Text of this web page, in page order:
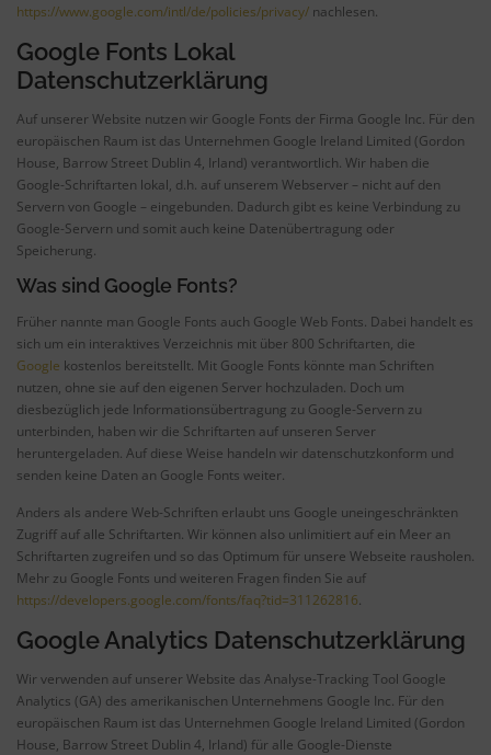
https://www.google.com/intl/de/policies/privacy/ nachlesen.
Google Fonts Lokal
Datenschutzerklärung
Auf unserer Website nutzen wir Google Fonts der Firma Google Inc. Für den
europäischen Raum ist das Unternehmen Google Ireland Limited (Gordon
House, Barrow Street Dublin 4, Irland) verantwortlich. Wir haben die
Google-Schriftarten lokal, d.h. auf unserem Webserver – nicht auf den
Servern von Google – eingebunden. Dadurch gibt es keine Verbindung zu
Google-Servern und somit auch keine Datenübertragung oder
Speicherung.
Was sind Google Fonts?
Früher nannte man Google Fonts auch Google Web Fonts. Dabei handelt es
sich um ein interaktives Verzeichnis mit über 800 Schriftarten, die
Google kostenlos bereitstellt. Mit Google Fonts könnte man Schriften
nutzen, ohne sie auf den eigenen Server hochzuladen. Doch um
diesbezüglich jede Informationsübertragung zu Google-Servern zu
unterbinden, haben wir die Schriftarten auf unseren Server
heruntergeladen. Auf diese Weise handeln wir datenschutzkonform und
senden keine Daten an Google Fonts weiter.
Anders als andere Web-Schriften erlaubt uns Google uneingeschränkten
Zugriff auf alle Schriftarten. Wir können also unlimitiert auf ein Meer an
Schriftarten zugreifen und so das Optimum für unsere Webseite rausholen.
Mehr zu Google Fonts und weiteren Fragen finden Sie auf
https://developers.google.com/fonts/faq?tid=311262816.
Google Analytics Datenschutzerklärung
Wir verwenden auf unserer Website das Analyse-Tracking Tool Google
Analytics (GA) des amerikanischen Unternehmens Google Inc. Für den
europäischen Raum ist das Unternehmen Google Ireland Limited (Gordon
House, Barrow Street Dublin 4, Irland) für alle Google-Dienste